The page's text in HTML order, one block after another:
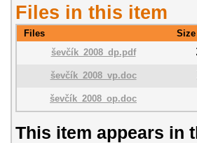
Files in this item
Files Size
ševčík_2008_dp.pdf
ševčík_2008_vp.doc
ševčík_2008_op.doc
This item appears in